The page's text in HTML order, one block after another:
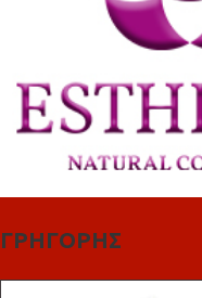
ΓΡΗΓΟΡΗΣ